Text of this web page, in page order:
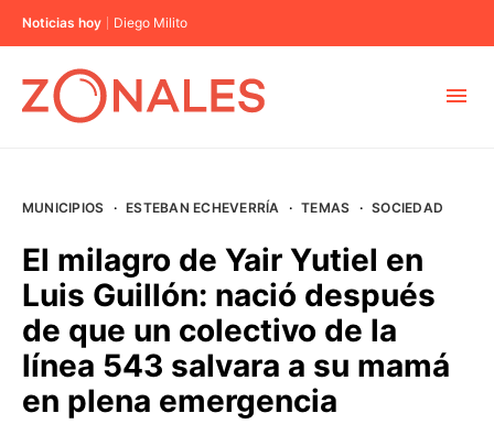
Noticias hoy Diego Milito
BUENOS AIRES
PROVINCIAS
MUNICIPIOS · ESTEBAN ECHEVERRÍA · TEMAS · SOCIEDAD
El milagro de Yair Yutiel en
Luis Guillón: nació después
de que un colectivo de la
línea 543 salvara a su mamá
en plena emergencia